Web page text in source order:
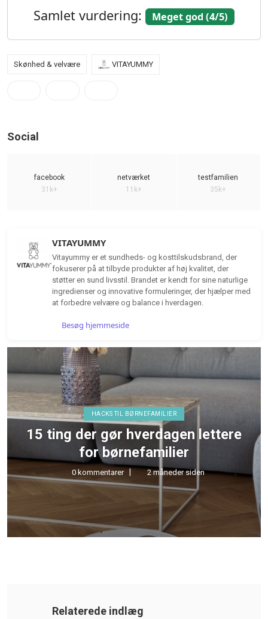
Samlet vurdering: Meget god (4/5)
Skønhed & velvære VITAYUMMY
Social
facebook
31k+
netværket
11k+
testfamilien
35k+
VITAYUMMY
Vitayummy er et sundheds- og kosttilskudsbrand, der
fokuserer på at tilbyde produkter af høj kvalitet, der
støtter en sund livsstil. Brandet er kendt for sine naturlige
ingredienser og innovative formuleringer, der hjælper med
at forbedre velvære og balance i hverdagen.
Besøg hjemmeside
HACKS TIL BØRNEFAMILIER
15 ting der gør hverdagen lettere
for børnefamilier
0 kommentarer 2 måneder siden
Relaterede indlæg